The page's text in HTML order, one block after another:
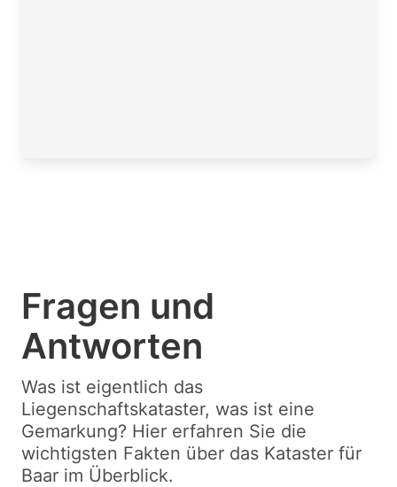
Fragen und
Antworten
Was ist eigentlich das
Liegenschaftskataster, was ist eine
Gemarkung? Hier erfahren Sie die
wichtigsten Fakten über das Kataster für
Baar im Überblick.